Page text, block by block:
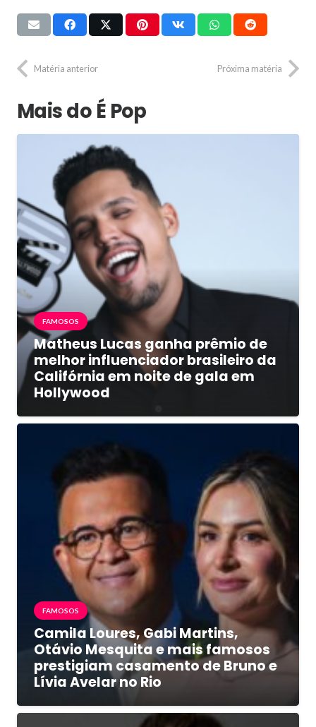
Matéria anterior Próxima matéria
Mais do É Pop
FAMOSOS
Matheus Lucas ganha prêmio de
melhor influenciador brasileiro da
Califórnia em noite de gala em
Hollywood
FAMOSOS
Camila Loures, Gabi Martins,
Otávio Mesquita e mais famosos
prestigiam casamento de Bruno e
Lívia Avelar no Rio